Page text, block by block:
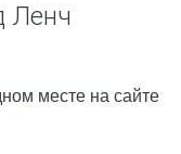
Ленч
месте на сайте